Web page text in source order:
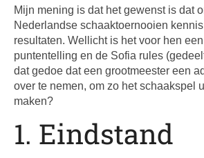
Mijn mening is dat het gewenst is dat
Nederlandse schaaktoernooien
resultaten. Wellicht is het voor hen
puntentelling en de Sofia rules
dat gedoe dat een grootmeester een
over te nemen, om zo het schaakspel
maken?
1. Eindstand